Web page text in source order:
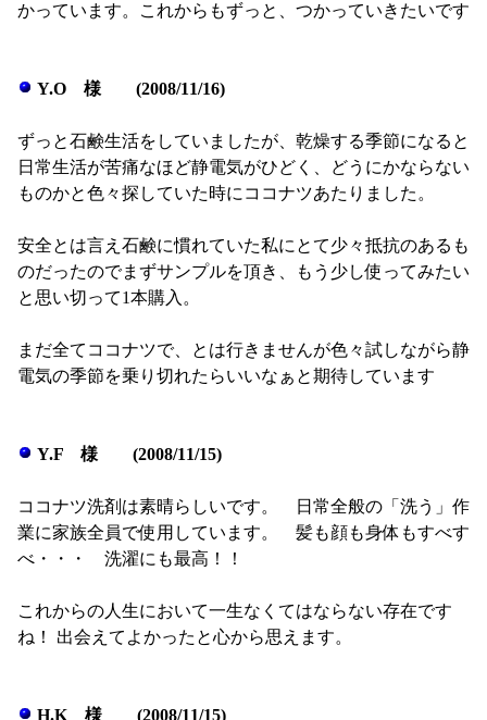
かっています。これからもずっと、つかっていきたいです
Y.O 様 (2008/11/16)
ずっと石鹸生活をしていましたが、乾燥する季節になると
日常生活が苦痛なほど静電気がひどく、どうにかならない
ものかと色々探していた時にココナツあたりました。
安全とは言え石鹸に慣れていた私にとて少々抵抗のあるも
のだったのでまずサンプルを頂き、もう少し使ってみたい
と思い切って1本購入。
まだ全てココナツで、とは行きませんが色々試しながら静
電気の季節を乗り切れたらいいなぁと期待しています
Y.F 様 (2008/11/15)
ココナツ洗剤は素晴らしいです。 日常全般の「洗う」作
業に家族全員で使用しています。 髪も顔も身体もすべす
べ・・・ 洗濯にも最高！！
これからの人生において一生なくてはならない存在です
ね！ 出会えてよかったと心から思えます。
H.K 様 (2008/11/15)